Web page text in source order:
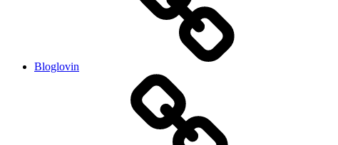
Bloglovin